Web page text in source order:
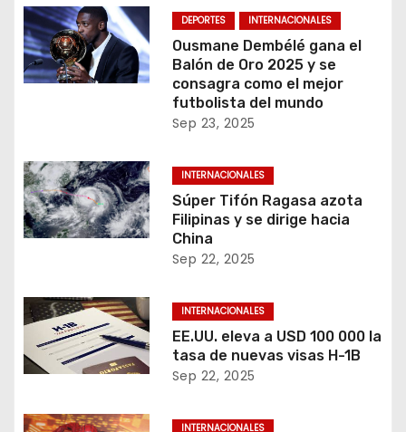
DEPORTES INTERNACIONALES
Ousmane Dembélé gana el
Balón de Oro 2025 y se
consagra como el mejor
futbolista del mundo
Sep 23, 2025
INTERNACIONALES
Súper Tifón Ragasa azota
Filipinas y se dirige hacia
China
Sep 22, 2025
INTERNACIONALES
EE.UU. eleva a USD 100 000 la
tasa de nuevas visas H-1B
Sep 22, 2025
INTERNACIONALES